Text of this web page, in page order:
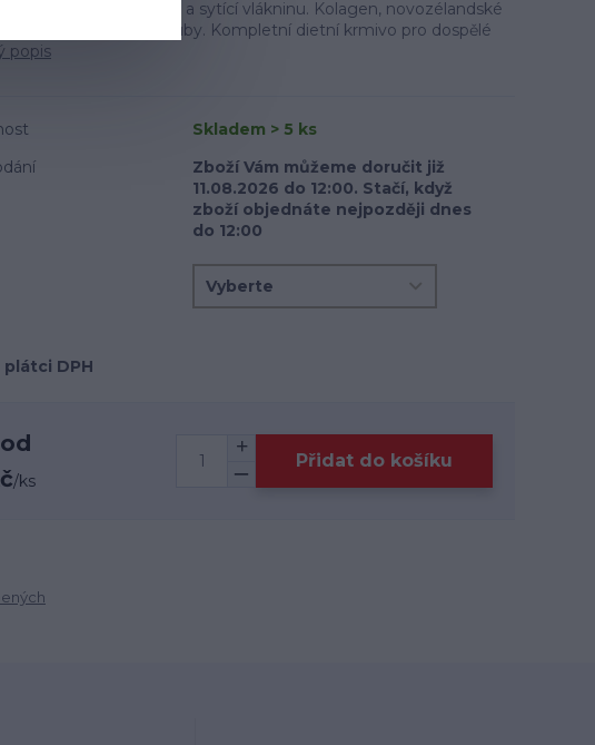
kvalitní bílkoviny a sytící vlákninu. Kolagen, novozélandské
podporují klouby. Kompletní dietní krmivo pro dospělé
popis
Skladem > 5 ks
Zboží Vám můžeme doručit již
11.08.2026 do 12:00. Stačí, když
zboží objednáte nejpozději dnes
do 12:00
plátci DPH
/ks
Přidat do košíku